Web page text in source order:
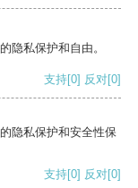
隐私保护和自由。
支持[0] 反对[0]
隐私保护和安全性保
支持[0] 反对[0]